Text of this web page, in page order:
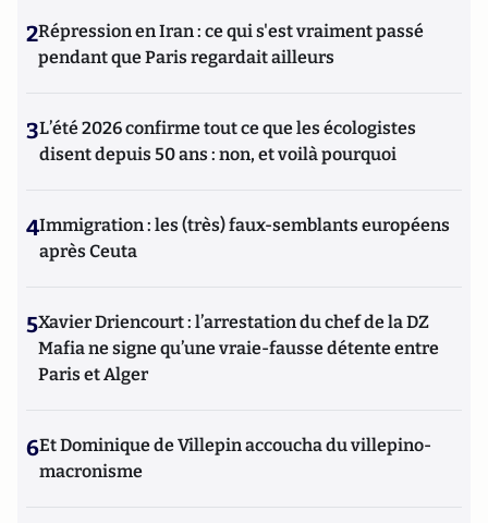
2Répression en Iran : ce qui s'est vraiment passé
pendant que Paris regardait ailleurs
3L’été 2026 confirme tout ce que les écologistes
disent depuis 50 ans : non, et voilà pourquoi
4Immigration : les (très) faux-semblants européens
après Ceuta
5Xavier Driencourt : l’arrestation du chef de la DZ
Mafia ne signe qu’une vraie-fausse détente entre
Paris et Alger
6Et Dominique de Villepin accoucha du villepino-
macronisme